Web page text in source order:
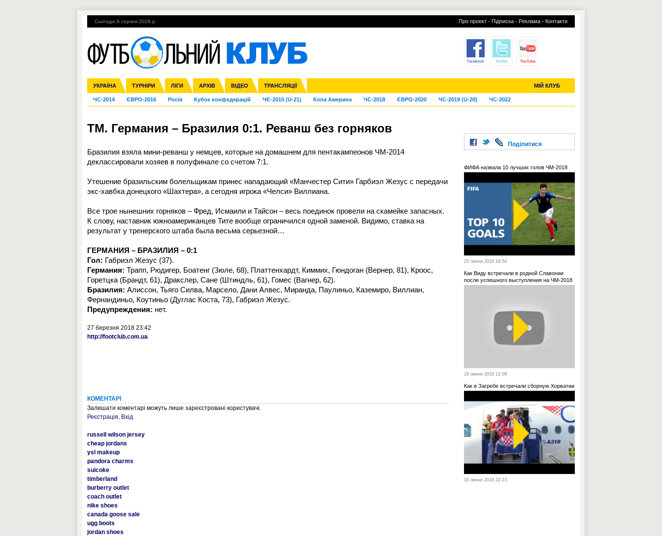
Сьогодні 6 серпня 2026 р. Про проект - Підписка - Реклама - Контакти
УКРАЇНА ТУРНІРИ ЛІГИ АРХІВ ВІДЕО ТРАНСЛЯЦІЇ МІЙ КЛУБ
Збірна Прем'єр-ліга Перша ліга Друга ліга Кубок України Молодіжка
Ліга чемпіонів Ліга Європи Міжнародні Ліга націй Ліга конференцій
Англія Іспанія Італія Німеччина Франція Інші
ЧС-2014 ЄВРО-2016 Росія Кубок конфедерацій ЧЄ-2015 (U-21) Копа Америка ЧС-2018 ЄВРО-2020 ЧС-2019 (U-20) ЧС-2022
Гарячі теми УПЛ, 1-й тур ВІЙНА УПЛ-ПЕРЕХОДИ УСІ ТРАНСФЕРИ
ТМ. Германия – Бразилия 0:1. Реванш без горняков
Бразилия взяла мини-реванш у немцев, которые на домашнем для пентакампеонов ЧМ-2014
деклассировали хозяев в полуфинале со счетом 7:1.
Утешение бразильским болельщикам принес нападающий «Манчестер Сити» Гарбиэл Жезус с передачи
экс-хавбка донецкого «Шахтера», а сегодня игрока «Челси» Виллиана.
Все трое нынешних горняков – Фред, Исмаили и Тайсон – весь поединок провели на скамейке запасных.
К слову, наставник южноамериканцев Тите вообще ограничился одной заменой. Видимо, ставка на
результат у тренерского штаба была весьма серьезной…
ГЕРМАНИЯ – БРАЗИЛИЯ – 0:1
Гол: Габриэл Жезус (37).
Германия: Трапп, Рюдигер, Боатенг (Зюле, 68), Платтенхардт, Киммих, Гюндоган (Вернер, 81), Кроос,
Горетцка (Брандт, 61), Дракслер, Сане (Штиндль, 61), Гомес (Вагнер, 62).
Бразилия: Алиссон, Тьяго Силва, Марсело, Дани Алвес, Миранда, Паулиньо, Каземиро, Виллиан,
Фернандиньо, Коутиньо (Дуглас Коста, 73), Габриэл Жезус.
Предупреждения: нет.
27 березня 2018 23:42
http://footclub.com.ua
КОМЕНТАРІ
Залишати коментарі можуть лише зареєстровані користувачі.
Реєстрація, Вхід
russell wilson jersey
cheap jordans
ysl makeup
pandora charms
suicoke
timberland
burberry outlet
coach outlet
nike shoes
canada goose sale
ugg boots
jordan shoes
Поділитися
ФИФА назвала 10 лучших голов ЧМ-2018
25 липня 2018 19:54
Как Виду встречали в родной Славонии
после успешного выступления на ЧМ-2018
18 липня 2018 12:09
Как в Загребе встречали сборную Хорватии
16 липня 2018 22:23